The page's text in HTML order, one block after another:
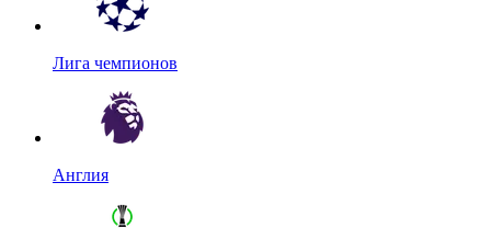
Лига чемпионов
Англия